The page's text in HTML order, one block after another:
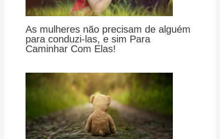
As mulheres não precisam de alguém
para conduzi-las, e sim Para
Caminhar Com Elas!